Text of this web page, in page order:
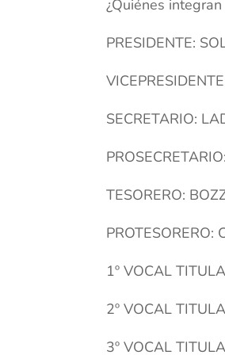
¿Quiénes
PRESIDENTE:
SECRETARIO:
TESORERO:
PROTESORERO:
1º VOCAL
2º VOCAL
3º VOCAL